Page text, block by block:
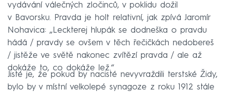
vydávání válečných zločinců, v poklidu dožil
v Bavorsku. Pravda je holt relativní, jak zpívá Jaromír
Nohavica: „Leckterej hlupák se dodneška o pravdu
hádá / pravdy se ovšem v těch řečičkách nedobereš
/ jistěže ve světě nakonec zvítězí pravda / ale až
dokáže to, co dokáže lež.“
Jisté je, že pokud by nacisté nevyvraždili terstské Židy,
bylo by v místní velkolepé synagoze z roku 1912 stále